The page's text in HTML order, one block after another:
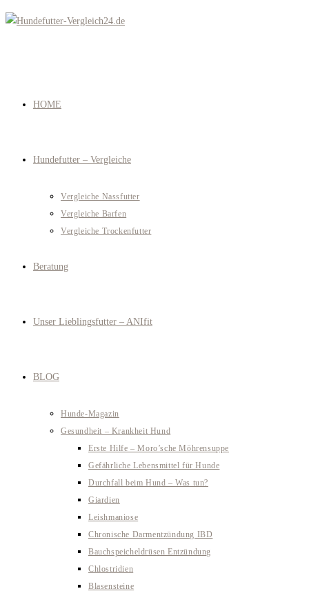
Zum
HOME
Hundefutter – Vergleiche
Vergleiche Nassfutter
Vergleiche Barfen
Vergleiche Trockenfutter
Beratung
Unser Lieblingsfutter – ANIfit
BLOG
Hunde-Magazin
Gesundheit – Krankheit Hund
Erste Hilfe – Moro’sche Möhrensuppe
Gefährliche Lebensmittel für Hunde
Durchfall beim Hund – Was tun?
Giardien
Leishmaniose
Chronische Darmentzündung IBD
Bauchspeicheldrüsen Entzündung
Chlostridien
Blasensteine